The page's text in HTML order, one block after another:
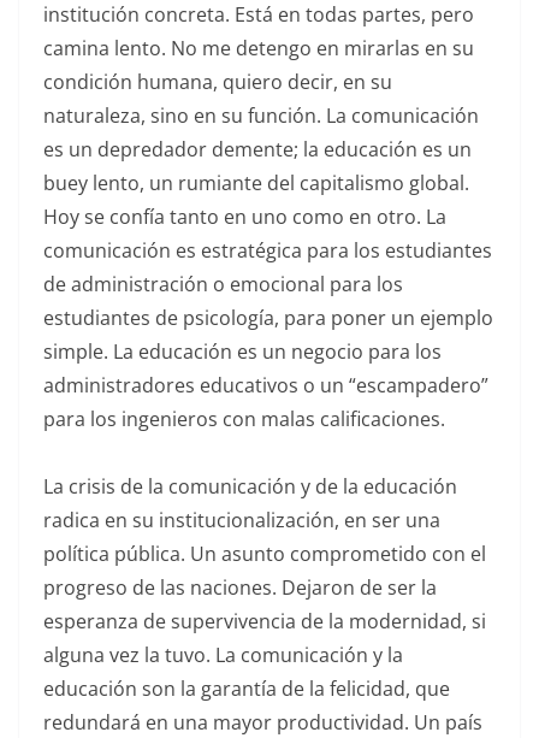
institución concreta. Está en todas partes, pero
camina lento. No me detengo en mirarlas en su
condición humana, quiero decir, en su
naturaleza, sino en su función. La comunicación
es un depredador demente; la educación es un
buey lento, un rumiante del capitalismo global.
Hoy se confía tanto en uno como en otro. La
comunicación es estratégica para los estudiantes
de administración o emocional para los
estudiantes de psicología, para poner un ejemplo
simple. La educación es un negocio para los
administradores educativos o un “escampadero”
para los ingenieros con malas calificaciones.
La crisis de la comunicación y de la educación
radica en su institucionalización, en ser una
política pública. Un asunto comprometido con el
progreso de las naciones. Dejaron de ser la
esperanza de supervivencia de la modernidad, si
alguna vez la tuvo. La comunicación y la
educación son la garantía de la felicidad, que
redundará en una mayor productividad. Un país